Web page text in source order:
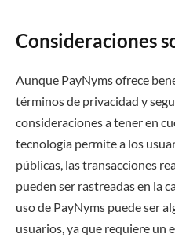
Consideraciones
Aunque PayNyms ofrece
términos de privacidad y
consideraciones a tener en
tecnología permite a los
públicas, las transacciones
pueden ser rastreadas en la
uso de PayNyms puede ser
usuarios, ya que requiere un